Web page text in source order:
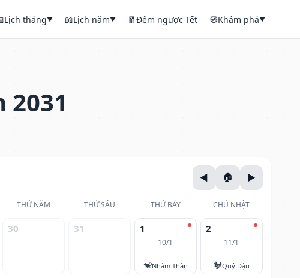
Lịch tháng▼ 📖Lịch năm▼ 🧧Đếm ngược Tết 🧭Khám phá▼
THỨ NĂM THỨ SÁU THỨ BẢY CHỦ NHẬT
30 31 1
10/1
🐒Nhâm Thân
2
11/1
🐓Quý Dậu